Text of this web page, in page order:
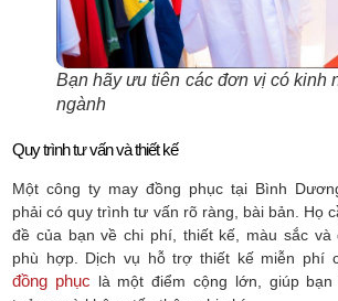
Bạn hãy ưu tiên các đơn vị có kinh
ngành
Quy trình tư vấn và thiết kế
Một công ty may đồng phục tại Bình
phải có quy trình tư vấn rõ ràng, bài bản. Họ
đề của bạn về chi phí, thiết kế, màu sắc và
phù hợp. Dịch vụ hỗ trợ thiết kế miễn phí
đồng phục là một điểm cộng lớn, giúp